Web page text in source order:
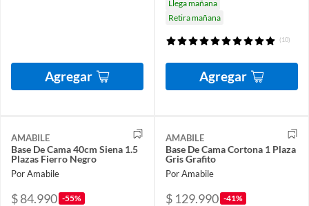
Agregar
Llega mañana
Retira mañana
(10)
Agregar
AMABILE
Base De Cama 40cm Siena 1.5
Plazas Fierro Negro
Por Amabile
$ 84.990 -55%
AMABILE
Base De Cama Cortona 1 Plaza
Gris Grafito
Por Amabile
$ 129.990 -41%